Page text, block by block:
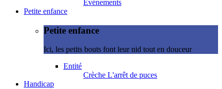
Evénements
Petite enfance
Petite enfance
Ici, les petits bouts font leur nid tout en douceur
Entité
Crèche L'arrêt de puces
Handicap